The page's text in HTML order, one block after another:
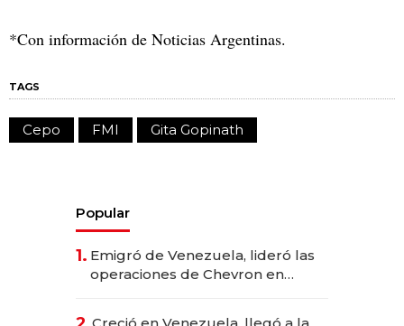
*Con información de Noticias Argentinas.
TAGS
Cepo FMI Gita Gopinath
Popular
1. Emigró de Venezuela, lideró las
operaciones de Chevron en